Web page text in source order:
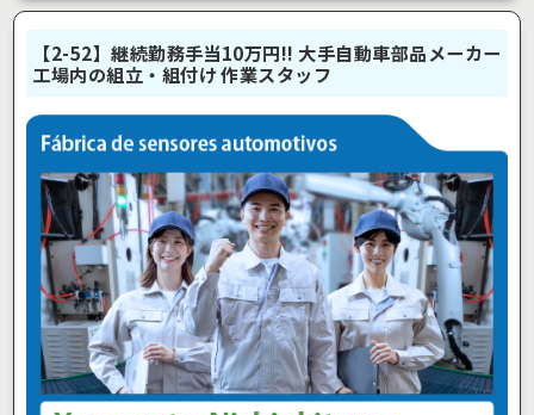
【2-52】継続勤務手当10万円!! 大手自動車部品メーカー
工場内の組立・組付け 作業スタッフ